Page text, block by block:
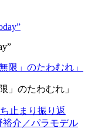
」のたわむれ」